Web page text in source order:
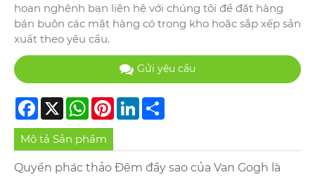
hoan nghênh bạn liên hệ với chúng tôi để đặt hàng
bán buôn các mặt hàng có trong kho hoặc sắp xếp sản
xuất theo yêu cầu.
Gửi yêu cầu
Facebook
X WhatsApp
PinterestLinkedIn
Mô tả Sản phẩm
Quyển phác thảo Đêm đầy sao của Van Gogh là